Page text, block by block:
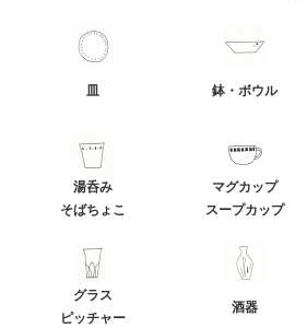
皿 鉢・ボウル
湯呑み
そばちょこ
マグカップ
スープカップ
グラス
ピッチャー
酒器